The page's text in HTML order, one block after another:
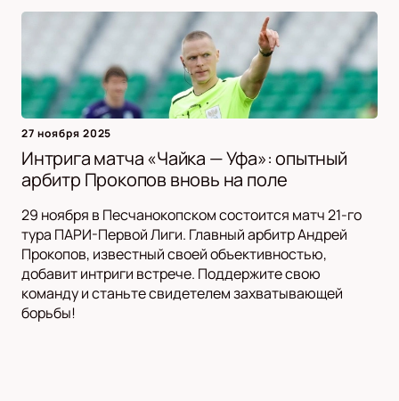
27 ноября 2025
Интрига матча «Чайка — Уфа»: опытный
арбитр Прокопов вновь на поле
29 ноября в Песчанокопском состоится матч 21-го
тура ПАРИ-Первой Лиги. Главный арбитр Андрей
Прокопов, известный своей объективностью,
добавит интриги встрече. Поддержите свою
команду и станьте свидетелем захватывающей
борьбы!